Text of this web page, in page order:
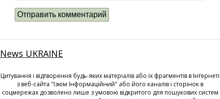
News UKRAINE
Цитування і відтворення будь-яких матеріалів або їх фрагментів в Інтернеті
з веб-сайта "Ізюм Інформаційний" або його каналів і сторінок в
соцмережах дозволено лише з умовою відкритого для пошукових систем